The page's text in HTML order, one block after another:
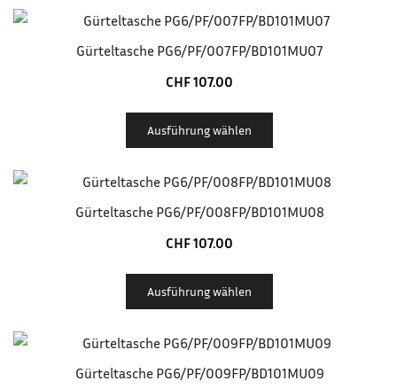
Gürteltasche PG6/PF/007FP/BD101MU07
CHF107.00
Ausführung wählen
Gürteltasche PG6/PF/008FP/BD101MU08
CHF107.00
Ausführung wählen
Gürteltasche PG6/PF/009FP/BD101MU09